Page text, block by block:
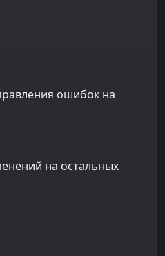
ошибок на
на остальных